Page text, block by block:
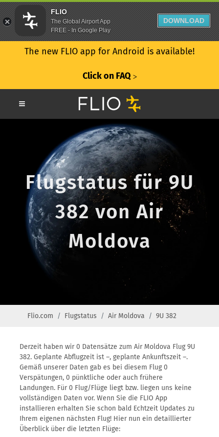
The new FLIO app for Android is available!
Click on FAQ ᐳ
Flugstatus für 9U
382 von Air
Moldova
Flio.com Flugstatus Air Moldova 9U 382
Derzeit haben wir 0 Datensätze zum Air Moldova Flug 9U
382. Geplante Abflugzeit ist –, geplante Ankunftszeit –.
Gemäß unserer Daten gab es bei diesem Flug 0
Verspätungen, 0 pünktliche oder auch frühere
Landungen. Für 0 Flug/Flüge liegt bzw. liegen uns keine
vollständigen Daten vor. Wenn Sie die FLIO App
installieren erhalten Sie schon bald Echtzeit Updates zu
Ihrem eigenen nächsten Flug! Hier nun ein detaillierter
Überblick über die letzten Flüge:
FLIO
The Global Airport App
FREE - In Google Play
DOWNLOAD